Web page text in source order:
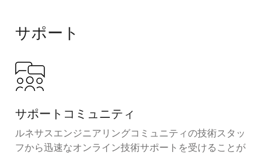
Diagram
サポート
サポートコミュニティ
ルネサスエンジニアリングコミュニティの技術スタッ
フから迅速なオンライン技術サポートを受けることが